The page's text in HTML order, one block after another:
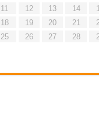
11 12 13 14
18 19 20 21
25 26 27 28